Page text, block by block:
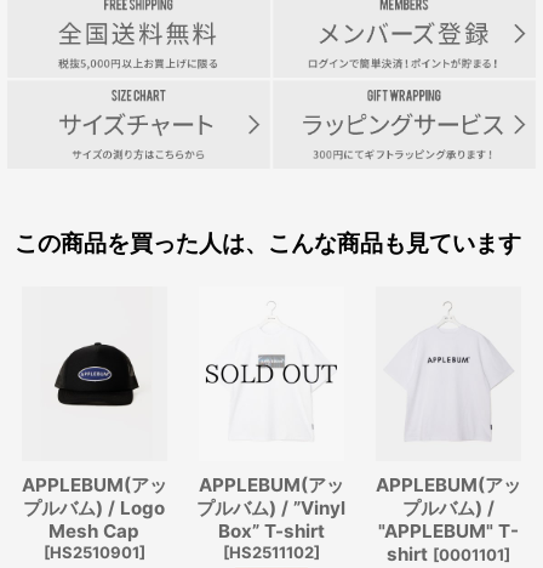
この商品を買った人は、こんな商品も見ています
APPLEBUM(アッ
プルバム) / Logo
Mesh Cap
[HS2510901]
APPLEBUM(アッ
プルバム) / ”Vinyl
Box” T-shirt
[HS2511102]
APPLEBUM(アッ
プルバム) /
"APPLEBUM" T-
shirt [0001101]